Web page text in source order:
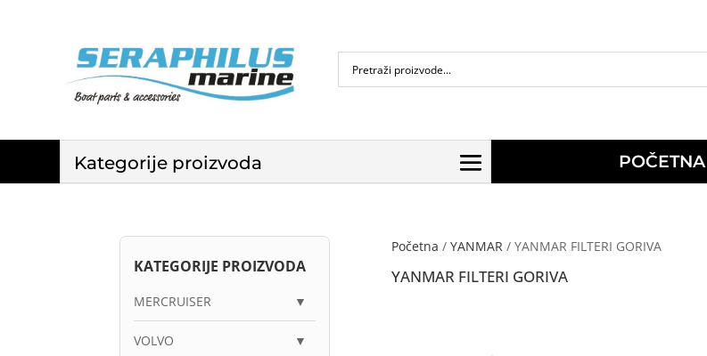
Kategorije proizvoda POČETNA
Početna /YANMAR / YANMAR FILTERI GORIVA
YANMAR FILTERI GORIVA
KATEGORIJE PROIZVODA
MERCRUISER ▼
VOLVO ▼